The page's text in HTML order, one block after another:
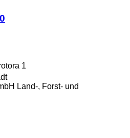
1
Land-, Forst- und